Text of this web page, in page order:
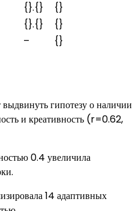
{}.{}
{}
{}.{}
{}
– {}
гипотезу о наличии
и креативность (r=0.62,
0.4 увеличила
14 адаптивных